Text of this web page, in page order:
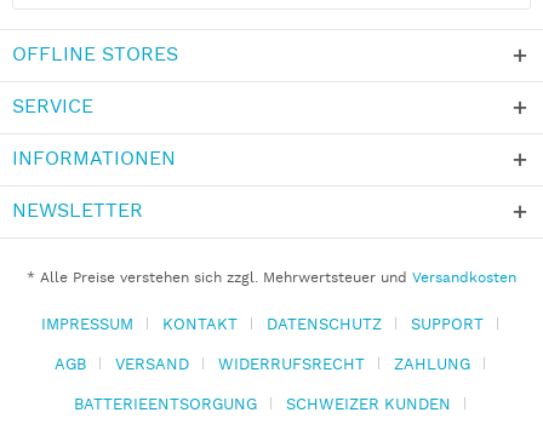
OFFLINE STORES
SERVICE
INFORMATIONEN
NEWSLETTER
* Alle Preise verstehen sich zzgl. Mehrwertsteuer und Versandkosten
IMPRESSUM KONTAKT DATENSCHUTZ
SUPPORT
AGB
VERSAND WIDERRUFSRECHT
ZAHLUNG
BATTERIEENTSORGUNG
SCHWEIZER KUNDEN